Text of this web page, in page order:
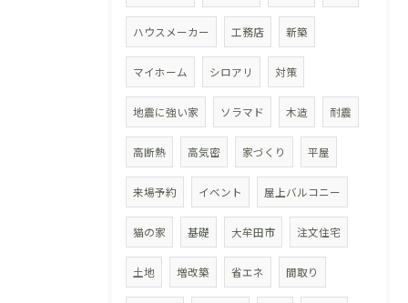
ハウスメーカー 工務店 新築
マイホーム シロアリ 対策
地震に強い家 ソラマド 木造 耐震
高断熱 高気密 家づくり 平屋
来場予約 イベント 屋上バルコニー
猫の家 基礎 大牟田市 注文住宅
土地 増改築 省エネ 間取り